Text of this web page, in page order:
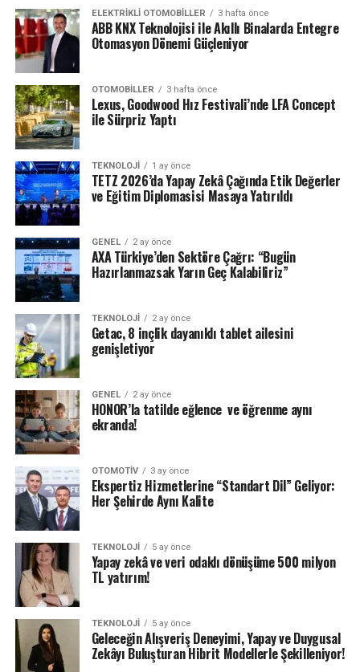
ELEKTRIKLI OTOMOBILLER 3 hafta önce
ABB KNX Teknolojisi ile Akıllı Binalarda Entegre
Otomasyon Dönemi Güçleniyor
OTOMOBILLER 3 hafta önce
Lexus, Goodwood Hız Festivali’nde LFA Concept
ile Sürpriz Yaptı
TEKNOLOJI 1 ay önce
TETZ 2026’da Yapay Zekâ Çağında Etik Değerler
ve Eğitim Diplomasisi Masaya Yatırıldı
GENEL 2 ay önce
AXA Türkiye’den Sektöre Çağrı: “Bugün
Hazırlanmazsak Yarın Geç Kalabiliriz”
TEKNOLOJI 2 ay önce
Getac, 8 inçlik dayanıklı tablet ailesini
genişletiyor
GENEL 2 ay önce
HONOR’la tatilde eğlence ve öğrenme aynı
ekranda!
OTOMOTIV 3 ay önce
Ekspertiz Hizmetlerine “Standart Dil” Geliyor:
Her Şehirde Aynı Kalite
TEKNOLOJI 5 ay önce
Yapay zekâ ve veri odaklı dönüşüme 500 milyon
TL yatırım!
TEKNOLOJI 5 ay önce
Geleceğin Alışveriş Deneyimi, Yapay ve Duygusal
Zekâyı Buluşturan Hibrit Modellerle Şekilleniyor!